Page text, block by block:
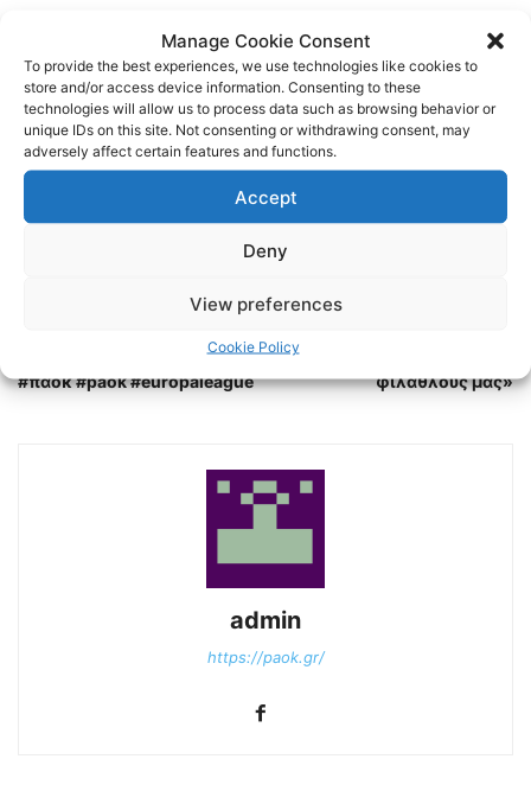
Manage Cookie Consent
To provide the best experiences, we use technologies like cookies to
store and/or access device information. Consenting to these
technologies will allow us to process data such as browsing behavior or
unique IDs on this site. Not consenting or withdrawing consent, may
adversely affect certain features and functions.
Accept
Deny
View preferences
Cookie Policy
#paok #paokfans #παοκ #thessaloniki
TAGS LIBERO 107.4 NEWS ΕΙΔΗΣΕΙΣ ΠΑΟΚ
στο στάδιο #libero #news
#παοκ #paok #europaleague
πάρουμε ενέργεια από τους
φιλάθλους μας»
admin
https://paok.gr/